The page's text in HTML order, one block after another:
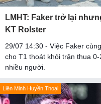
LMHT: Faker trở lại
KT Rolster
29/07 14:30 - Việc Faker
cho T1 thoát khỏi trận thua
nhiều người.
Liên Minh Huyền Thoại